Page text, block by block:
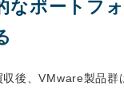
なポートフ
後、VMware製品群